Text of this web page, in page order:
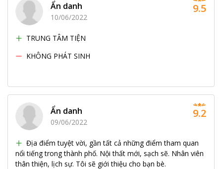
Ẩn danh
10/06/2022
TRUNG TÂM TIỆN
KHÔNG PHÁT SINH
9.5
Ẩn danh
09/06/2022
Địa điểm tuyệt vời, gần tất cả những điểm tham quan
nổi tiếng trong thành phố. Nội thất mới, sạch sẽ. Nhân viên
thân thiện, lịch sự. Tôi sẽ giới thiệu cho bạn bè.
9.2